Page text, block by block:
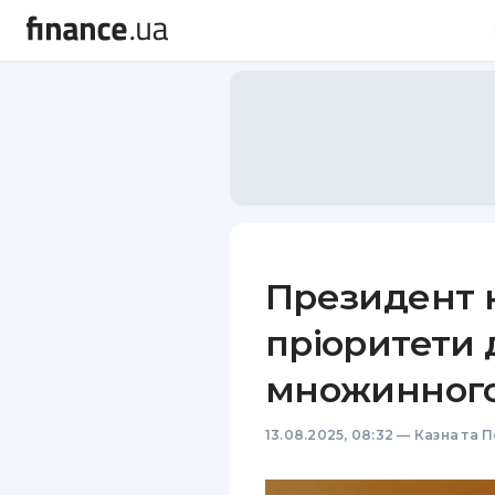
Президент
13.08.2025, 08:32 — Казна та